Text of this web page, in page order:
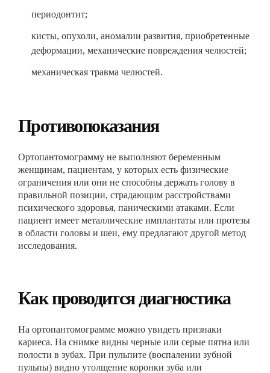
периодонтит;
кисты, опухоли, аномалии развития, приобретенные
деформации, механические повреждения челюстей;
механическая травма челюстей.
Противопоказания
Ортопантомограмму не выполняют беременным
женщинам, пациентам, у которых есть физические
ограничения или они не способны держать голову в
правильной позиции, страдающим расстройствами
психического здоровья, паническими атаками. Если
пациент имеет металлические имплантаты или протезы
в области головы и шеи, ему предлагают другой метод
исследования.
Как проводится диагностика
На ортопантомограмме можно увидеть признаки
кариеса. На снимке видны черные или серые пятна или
полости в зубах. При пульпите (воспалении зубной
пульпы) видно утолщение коронки зуба или